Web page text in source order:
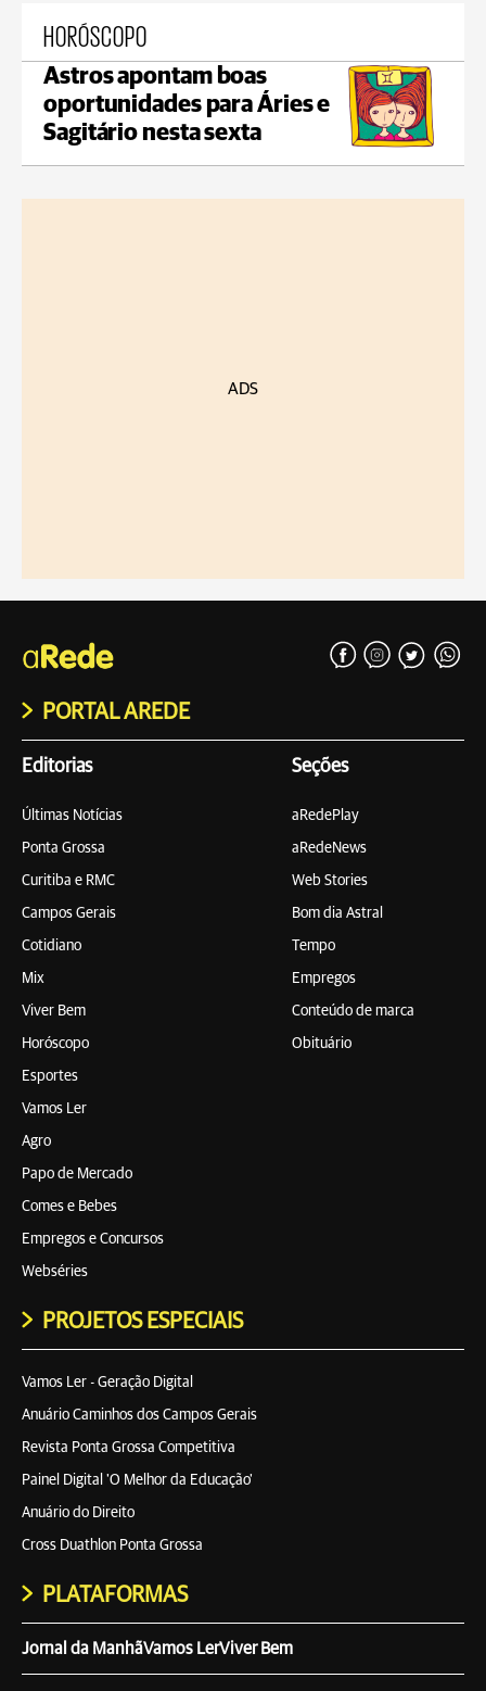
HORÓSCOPO
Astros apontam boas
oportunidades para Áries e
Sagitário nesta sexta
ADS
PORTAL AREDE
Editorias
Últimas Notícias
Ponta Grossa
Curitiba e RMC
Campos Gerais
Cotidiano
Mix
Viver Bem
Horóscopo
Esportes
Vamos Ler
Agro
Papo de Mercado
Comes e Bebes
Empregos e Concursos
Webséries
Seções
aRedePlay
aRedeNews
Web Stories
Bom dia Astral
Tempo
Empregos
Conteúdo de marca
Obituário
PROJETOS ESPECIAIS
Vamos Ler - Geração Digital
Anuário Caminhos dos Campos Gerais
Revista Ponta Grossa Competitiva
Painel Digital 'O Melhor da Educação'
Anuário do Direito
Cross Duathlon Ponta Grossa
PLATAFORMAS
Jornal da ManhãVamos LerViver Bem